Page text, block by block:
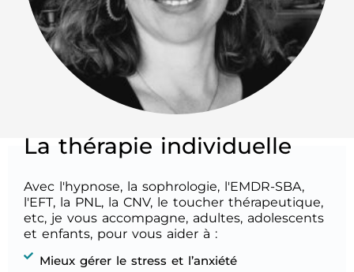
La thérapie individuelle
Avec l'hypnose, la sophrologie, l'EMDR-SBA,
l'EFT, la PNL, la CNV, le toucher thérapeutique,
etc, je vous accompagne, adultes, adolescents
et enfants, pour vous aider à :
Mieux gérer le stress et l’anxiété